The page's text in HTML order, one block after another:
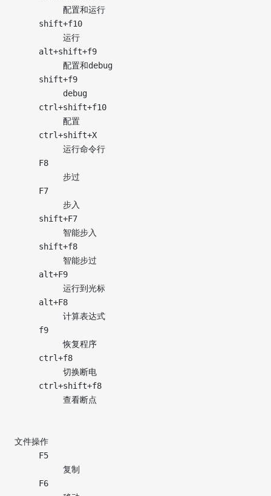
          配置和运行
     shift+f10
          运行
     alt+shift+f9
          配置和debug
     shift+f9
          debug
     ctrl+shift+f10
          配置
     ctrl+shift+X
          运行命令行
     F8
          步过
     F7
          步入
     shift+F7
          智能步入
     shift+f8
          智能步过
     alt+F9
          运行到光标
     alt+F8
          计算表达式
     f9
          恢复程序
     ctrl+f8
          切换断电
     ctrl+shift+f8
          查看断点
文件操作
     F5
          复制
     F6